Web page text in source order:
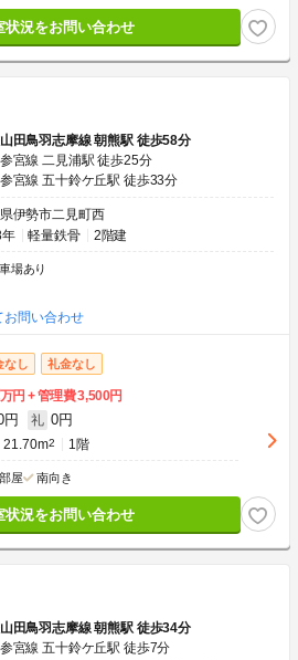
状況をお問い合わせ
田鳥羽志摩線 朝熊駅 徒歩58分
参宮線 二見浦駅 徒歩25分
参宮線 五十鈴ケ丘駅 徒歩33分
伊勢市二見町西
軽量鉄骨 2階建
場あり
お問い合わせ
なし 礼金なし
万円 管理費3,500円
円 礼 0円
21.70m2 1階
屋 南向き
状況をお問い合わせ
田鳥羽志摩線 朝熊駅 徒歩34分
参宮線 五十鈴ケ丘駅 徒歩7分